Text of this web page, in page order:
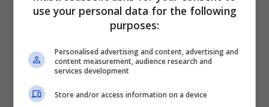
use your personal data for the following
purposes:
Personalised advertising and content, advertising and
content measurement, audience research and
services development
Store and/or access information on a device